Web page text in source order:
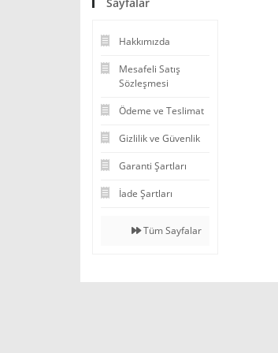
Sayfalar
Hakkımızda
Mesafeli Satış
Sözleşmesi
Ödeme ve Teslimat
Gizlilik ve Güvenlik
Garanti Şartları
İade Şartları
Tüm Sayfalar